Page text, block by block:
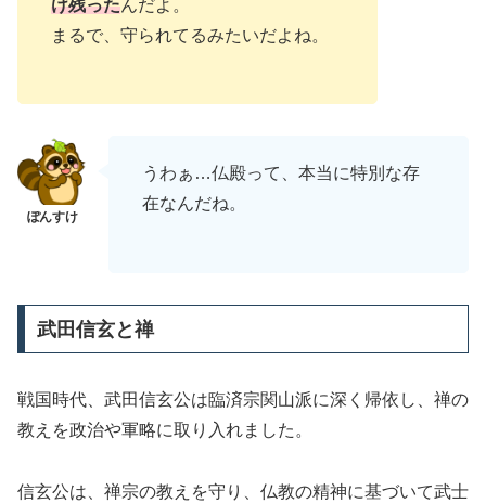
け残ったんだよ。
まるで、守られてるみたいだよね。
うわぁ…仏殿って、本当に特別な存
在なんだね。
武田信玄と禅
戦国時代、武田信玄公は臨済宗関山派に深く帰依し、禅の
教えを政治や軍略に取り入れました。
信玄公は、禅宗の教えを守り、仏教の精神に基づいて武士